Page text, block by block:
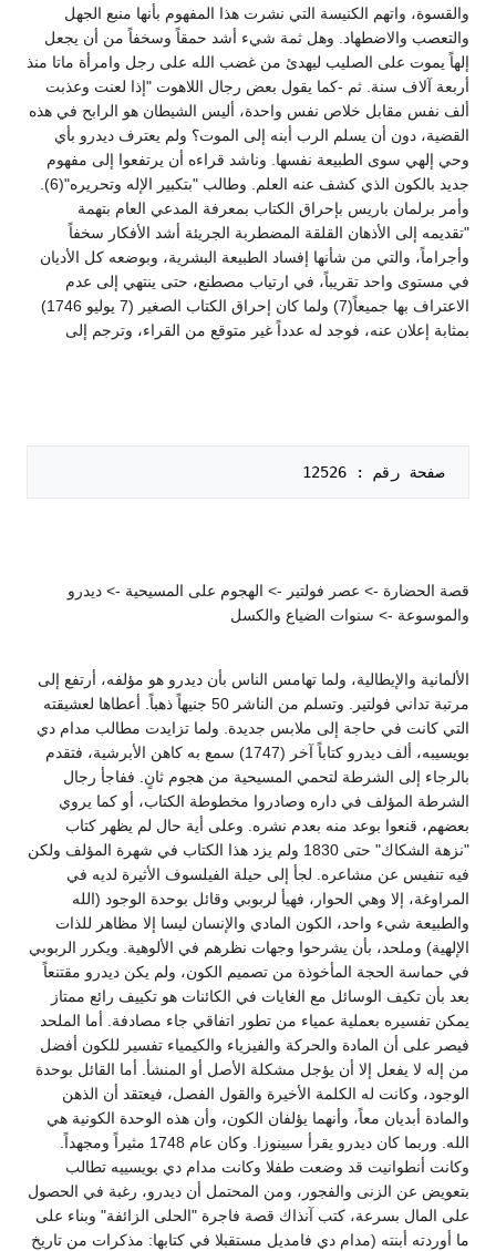
والقسوة، واتهم الكنيسة التي نشرت هذا المفهوم بأنها منبع الجهل
والتعصب والاضطهاد. وهل ثمة شيء أشد حمقاً وسخفاً من أن يجعل
إلهاً يموت على الصليب ليهدئ من غضب الله على رجل وامرأة ماتا منذ
أربعة آلاف سنة. ثم -كما يقول بعض رجال اللاهوت "إذا لعنت وعذبت
ألف نفس مقابل خلاص نفس واحدة، أليس الشيطان هو الرابح في هذه
القضية، دون أن يسلم الرب أبنه إلى الموت؟ ولم يعترف ديدرو بأي
وحي إلهي سوى الطبيعة نفسها. وناشد قراءه أن يرتفعوا إلى مفهوم
جديد بالكون الذي كشف عنه العلم. وطالب "بتكبير الإله وتحريره"(6).
وأمر برلمان باريس بإحراق الكتاب بمعرفة المدعي العام بتهمة
"تقديمه إلى الأذهان القلقة المضطربة الجريئة أشد الأفكار سخفاً
وأجراماً، والتي من شأنها إفساد الطبيعة البشرية، وبوضعه كل الأديان
في مستوى واحد تقريباً، في ارتياب مصطنع، حتى ينتهي إلى عدم
الاعتراف بها جميعاً(7) ولما كان إحراق الكتاب الصغير (7 يوليو 1746)
بمثابة إعلان عنه، فوجد له عدداً غير متوقع من القراء، وترجم إلى
صفحة رقم : 12526
قصة الحضارة -> عصر فولتير -> الهجوم على المسيحية -> ديدرو
والموسوعة -> سنوات الضياع والكسل
الألمانية والإيطالية، ولما تهامس الناس بأن ديدرو هو مؤلفه، أرتفع إلى
مرتبة تداني فولتير. وتسلم من الناشر 50 جنيهاً ذهباً. أعطاها لعشيقته
التي كانت في حاجة إلى ملابس جديدة. ولما تزايدت مطالب مدام دي
بويسيبه، ألف ديدرو كتاباً آخر (1747) سمع به كاهن الأبرشية، فتقدم
بالرجاء إلى الشرطة لتحمي المسيحية من هجوم ثانٍ. ففاجأ رجال
الشرطة المؤلف في داره وصادروا مخطوطة الكتاب، أو كما يروي
بعضهم، قنعوا بوعد منه بعدم نشره. وعلى أية حال لم يظهر كتاب
"نزهة الشكاك" حتى 1830 ولم يزد هذا الكتاب في شهرة المؤلف ولكن
فيه تنفيس عن مشاعره. لجأ إلى حيلة الفيلسوف الأثيرة لديه في
المراوغة، إلا وهي الحوار، فهيأ لربوبي وقائل بوحدة الوجود (الله
والطبيعة شيء واحد، الكون المادي والإنسان ليسا إلا مظاهر للذات
الإلهية) وملحد، بأن يشرحوا وجهات نظرهم في الألوهية. ويكرر الربوبي
في حماسة الحجة المأخوذة من تصميم الكون، ولم يكن ديدرو مقتنعاً
بعد بأن تكيف الوسائل مع الغايات في الكائنات هو تكييف رائع ممتاز
يمكن تفسيره بعملية عمياء من تطور اتفاقي جاء مصادفة. أما الملحد
فيصر على أن المادة والحركة والفيزياء والكيمياء تفسير للكون أفضل
من إله لا يفعل إلا أن يؤجل مشكلة الأصل أو المنشأ. أما القائل بوحدة
الوجود، وكانت له الكلمة الأخيرة والقول الفصل، فيعتقد أن الذهن
والمادة أبديان معاً، وأنهما يؤلفان الكون، وأن هذه الوحدة الكونية هي
الله. وربما كان ديدرو يقرأ سبينوزا. وكان عام 1748 مثيراً ومجهداً.
وكانت أنطوانيت قد وضعت طفلا وكانت مدام دي بويسييه تطالب
بتعويض عن الزنى والفجور، ومن المحتمل أن ديدرو، رغبة في الحصول
على المال بسرعة، كتب آنذاك قصة فاجرة "الحلى الزائفة" وبناء على
ما أوردته أبنته (مدام دي فامديل مستقبلا في كتابها: مذكرات من تاريخ